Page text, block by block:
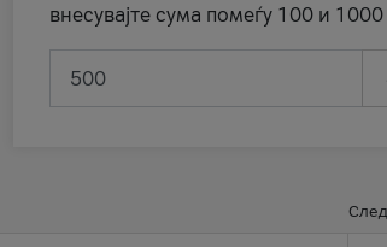
внесувајте сума помеѓу 100 и